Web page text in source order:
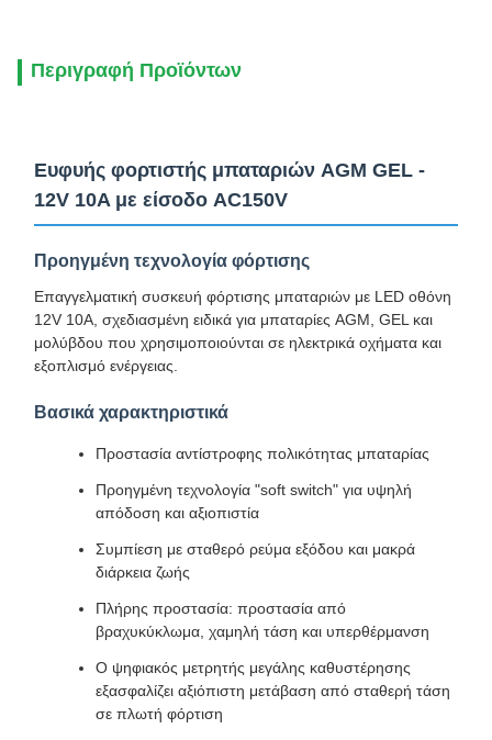
Περιγραφή Προϊόντων
Ευφυής φορτιστής μπαταριών AGM GEL -
12V 10A με είσοδο AC150V
Προηγμένη τεχνολογία φόρτισης
Επαγγελματική συσκευή φόρτισης μπαταριών με LED οθόνη
12V 10A, σχεδιασμένη ειδικά για μπαταρίες AGM, GEL και
μολύβδου που χρησιμοποιούνται σε ηλεκτρικά οχήματα και
εξοπλισμό ενέργειας.
Βασικά χαρακτηριστικά
Προστασία αντίστροφης πολικότητας μπαταρίας
Προηγμένη τεχνολογία "soft switch" για υψηλή
απόδοση και αξιοπιστία
Συμπίεση με σταθερό ρεύμα εξόδου και μακρά
διάρκεια ζωής
Πλήρης προστασία: προστασία από
βραχυκύκλωμα, χαμηλή τάση και υπερθέρμανση
Ο ψηφιακός μετρητής μεγάλης καθυστέρησης
εξασφαλίζει αξιόπιστη μετάβαση από σταθερή τάση
σε πλωτή φόρτιση